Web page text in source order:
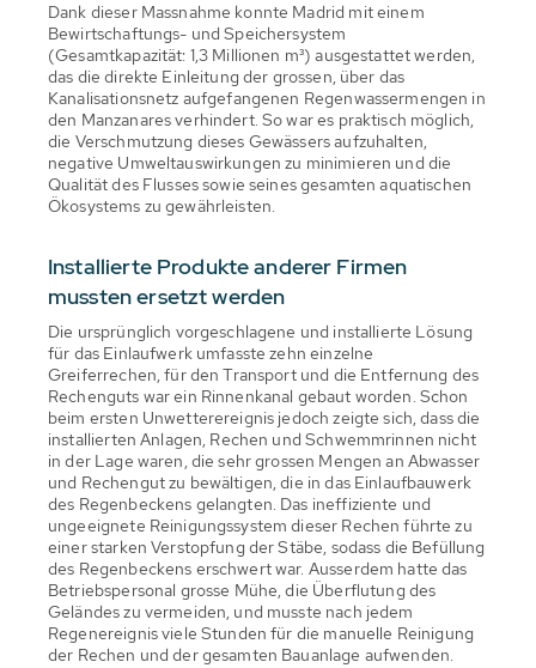
Dank dieser Massnahme konnte Madrid mit einem
Bewirtschaftungs- und Speichersystem
(Gesamtkapazität: 1,3 Millionen m³) ausgestattet werden,
das die direkte Einleitung der grossen, über das
Kanalisationsnetz aufgefangenen Regenwassermengen in
den Manzanares verhindert. So war es praktisch möglich,
die Verschmutzung dieses Gewässers aufzuhalten,
negative Umweltauswirkungen zu minimieren und die
Qualität des Flusses sowie seines gesamten aquatischen
Ökosystems zu gewährleisten.
Installierte Produkte anderer Firmen
mussten ersetzt werden
Die ursprünglich vorgeschlagene und installierte Lösung
für das Einlaufwerk umfasste zehn einzelne
Greiferrechen, für den Transport und die Entfernung des
Rechenguts war ein Rinnenkanal gebaut worden. Schon
beim ersten Unwetterereignis jedoch zeigte sich, dass die
installierten Anlagen, Rechen und Schwemmrinnen nicht
in der Lage waren, die sehr grossen Mengen an Abwasser
und Rechengut zu bewältigen, die in das Einlaufbauwerk
des Regenbeckens gelangten. Das ineffiziente und
ungeeignete Reinigungssystem dieser Rechen führte zu
einer starken Verstopfung der Stäbe, sodass die Befüllung
des Regenbeckens erschwert war. Ausserdem hatte das
Betriebspersonal grosse Mühe, die Überflutung des
Geländes zu vermeiden, und musste nach jedem
Regenereignis viele Stunden für die manuelle Reinigung
der Rechen und der gesamten Bauanlage aufwenden.